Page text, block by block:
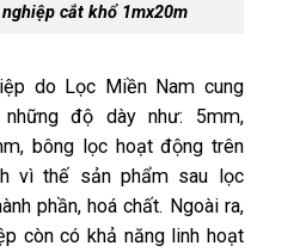
cắt khổ 1mx20m
do Lọc Miền Nam cung
độ dày như: 5mm,
bông lọc hoạt động trên
vì thế sản phẩm sau lọc
phần, hoá chất. Ngoài ra,
còn có khả năng linh hoạt